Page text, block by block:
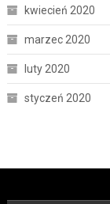
kwiecień 2020
marzec 2020
luty 2020
styczeń 2020